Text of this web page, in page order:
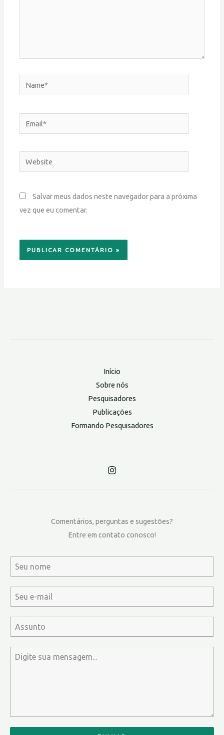
Name*
Email*
Website
Salvar meus dados neste navegador para a próxima
vez que eu comentar.
Início
Sobre nós
Pesquisadores
Publicações
Formando Pesquisadores
Comentários, perguntas e sugestões?
Entre em contato conosco!